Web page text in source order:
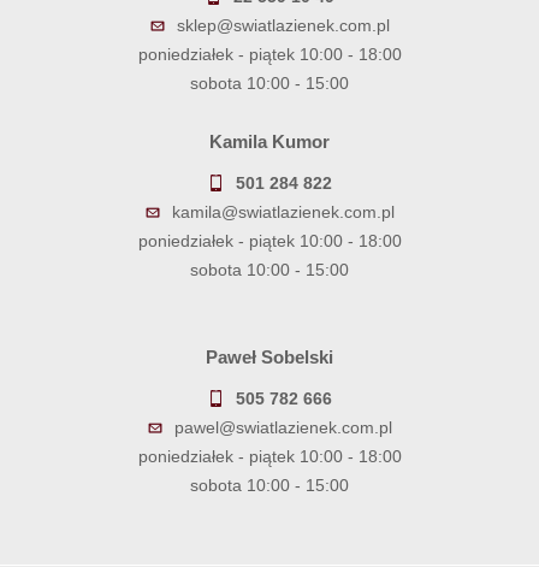
sklep@swiatlazienek.com.pl
poniedziałek - piątek 10:00 - 18:00
sobota 10:00 - 15:00
Kamila Kumor
501 284 822
kamila@swiatlazienek.com.pl
poniedziałek - piątek 10:00 - 18:00
sobota 10:00 - 15:00
Paweł Sobelski
505 782 666
pawel@swiatlazienek.com.pl
poniedziałek - piątek 10:00 - 18:00
sobota 10:00 - 15:00